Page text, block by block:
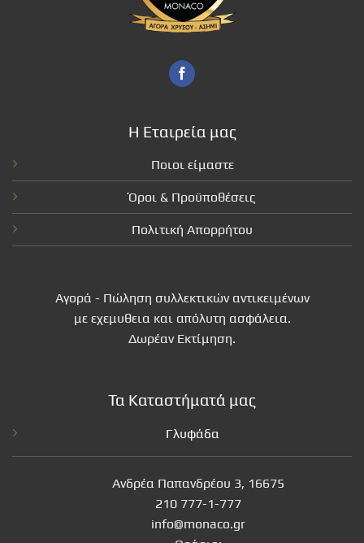
Η Εταιρεία μας
Ποιοι είμαστε
Όροι & Προϋποθέσεις
Πολιτική Απορρήτου
Αγορά - Πώληση συλλεκτικών αντικειμένων
με εχεμυθεια και απόλυτη ασφάλεια.
Δωρέαν Εκτίμηση.
Τα Καταστήματά μας
Γλυφάδα
Ανδρέα Παπανδρέου 3, 16675
210 777-1-777
info@monaco.gr